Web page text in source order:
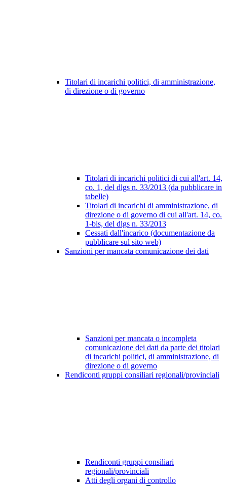
Titolari di incarichi politici, di amministrazione,
di direzione o di governo
Titolari di incarichi politici di cui all'art. 14,
co. 1, del dlgs n. 33/2013 (da pubblicare in
tabelle)
Titolari di incarichi di amministrazione, di
direzione o di governo di cui all'art. 14, co.
1-bis, del dlgs n. 33/2013
Cessati dall'incarico (documentazione da
pubblicare sul sito web)
Sanzioni per mancata comunicazione dei dati
Sanzioni per mancata o incompleta
comunicazione dei dati da parte dei titolari
di incarichi politici, di amministrazione, di
direzione o di governo
Rendiconti gruppi consiliari regionali/provinciali
Rendiconti gruppi consiliari
regionali/provinciali
Atti degli organi di controllo